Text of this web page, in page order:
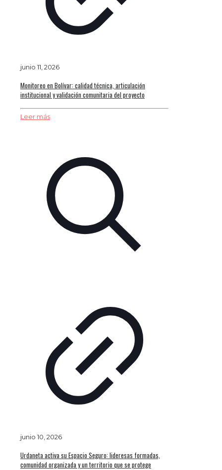
junio 11, 2026
Monitoreo en Bolívar: calidad técnica, articulación
institucional y validación comunitaria del proyecto
Leer más
junio 10, 2026
Urdaneta activa su Espacio Seguro: lideresas formadas,
comunidad organizada y un territorio que se protege